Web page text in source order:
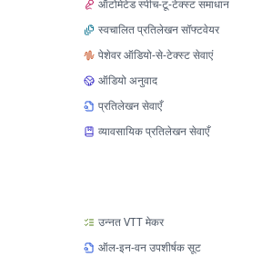
ऑटोमेटेड स्पीच-टू-टेक्स्ट समाधान
स्वचालित प्रतिलेखन सॉफ्टवेयर
पेशेवर ऑडियो-से-टेक्स्ट सेवाएं
ऑडियो अनुवाद
प्रतिलेखन सेवाएँ
व्यावसायिक प्रतिलेखन सेवाएँ
उन्नत VTT मेकर
ऑल-इन-वन उपशीर्षक सूट